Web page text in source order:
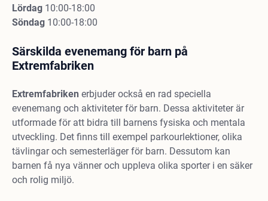
Lördag 10:00-18:00
Söndag 10:00-18:00
Särskilda evenemang för barn på
Extremfabriken
Extremfabriken erbjuder också en rad speciella
evenemang och aktiviteter för barn. Dessa aktiviteter är
utformade för att bidra till barnens fysiska och mentala
utveckling. Det finns till exempel parkourlektioner, olika
tävlingar och semesterläger för barn. Dessutom kan
barnen få nya vänner och uppleva olika sporter i en säker
och rolig miljö.